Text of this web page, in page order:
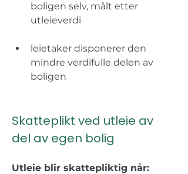
boligen selv, målt etter
utleieverdi
leietaker disponerer den
mindre verdifulle delen av
boligen
Skatteplikt ved utleie av
del av egen bolig
Utleie blir skattepliktig når: